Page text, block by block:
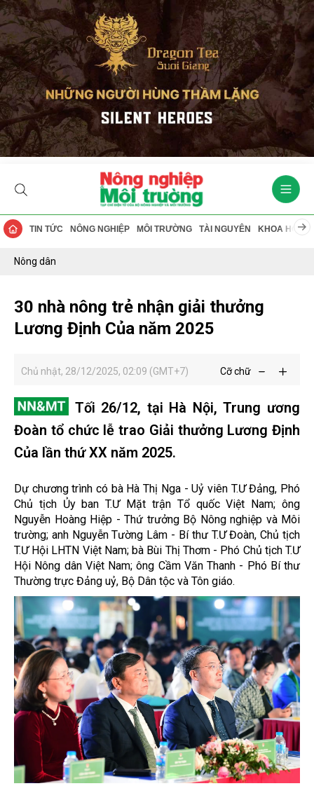
TIN TỨC NÔNG NGHIỆP MÔI TRƯỜNG TÀI NGUYÊN KHOA HỌC
Nông dân
30 nhà nông trẻ nhận giải thưởng
Lương Định Của năm 2025
Chủ nhật, 28/12/2025, 02:09 (GMT+7) Cỡ chữ
Tối 26/12, tại Hà Nội, Trung ương
Đoàn tổ chức lễ trao Giải thưởng Lương Định
Của lần thứ XX năm 2025.
Dự chương trình có bà Hà Thị Nga - Uỷ viên T.Ư Đảng, Phó
Chủ tịch Ủy ban T.Ư Mặt trận Tổ quốc Việt Nam; ông
Nguyễn Hoàng Hiệp - Thứ trưởng Bộ Nông nghiệp và Môi
trường; anh Nguyễn Tường Lâm - Bí thư T.Ư Đoàn, Chủ tịch
T.Ư Hội LHTN Việt Nam; bà Bùi Thị Thơm - Phó Chủ tịch T.Ư
Hội Nông dân Việt Nam; ông Cầm Văn Thanh - Phó Bí thư
Thường trực Đảng uỷ, Bộ Dân tộc và Tôn giáo.